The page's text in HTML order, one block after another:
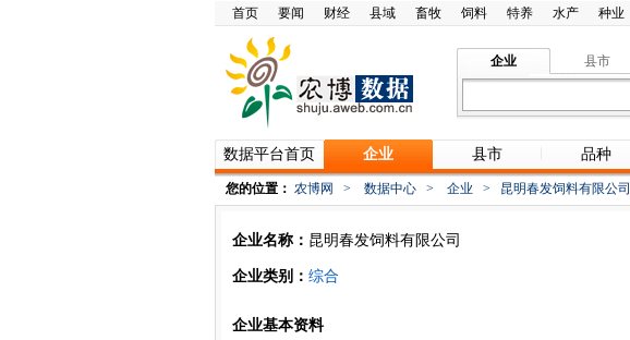
首页 要闻 财经 县域 畜牧 饲料 特养 水产 种业
企业 县市
数据平台首页 企业 县市 品种
您的位置： 农博网 > 数据中心 > 企业 > 昆明春发饲料有限公司
企业名称： 昆明春发饲料有限公司
企业类别： 综合
企业基本资料